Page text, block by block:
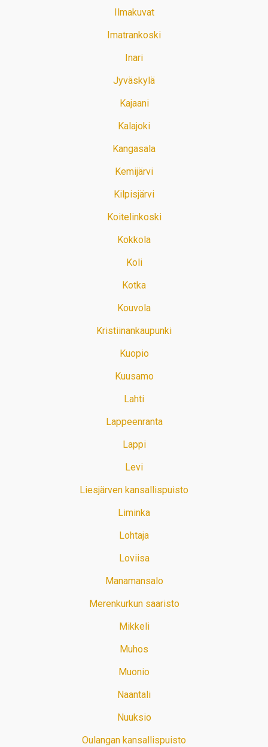
Ilmakuvat
Imatrankoski
Inari
Jyväskylä
Kajaani
Kalajoki
Kangasala
Kemijärvi
Kilpisjärvi
Koitelinkoski
Kokkola
Koli
Kotka
Kouvola
Kristiinankaupunki
Kuopio
Kuusamo
Lahti
Lappeenranta
Lappi
Levi
Liesjärven kansallispuisto
Liminka
Lohtaja
Loviisa
Manamansalo
Merenkurkun saaristo
Mikkeli
Muhos
Muonio
Naantali
Nuuksio
Oulangan kansallispuisto